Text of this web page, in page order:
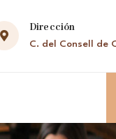
Dirección
C. del Consell de